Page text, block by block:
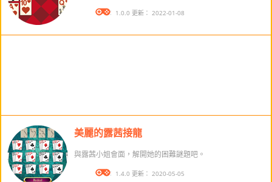
版本： 1.0.0 更新： 2022-01-08
美麗的露茜接龍
與露茜小姐會面，解開她的困難謎題吧。
版本： 1.4.0 更新： 2020-05-05